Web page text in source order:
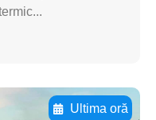
Ultima oră